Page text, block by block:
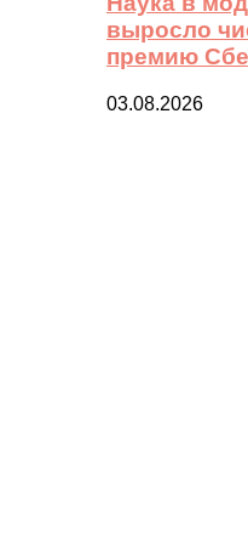
выросло
премию
03.08.2026